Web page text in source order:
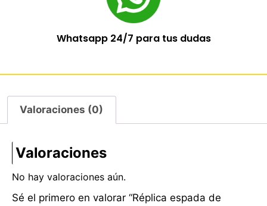
Whatsapp 24/7 para tus dudas
Valoraciones (0)
Valoraciones
No hay valoraciones aún.
Sé el primero en valorar “Réplica espada de